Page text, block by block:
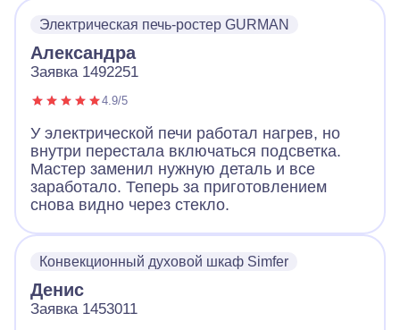
Электрическая печь-ростер GURMAN
Александра
Заявка 1492251
4.9/5
У электрической печи работал нагрев, но
внутри перестала включаться подсветка.
Мастер заменил нужную деталь и все
заработало. Теперь за приготовлением
снова видно через стекло.
Конвекционный духовой шкаф Simfer
Денис
Заявка 1453011